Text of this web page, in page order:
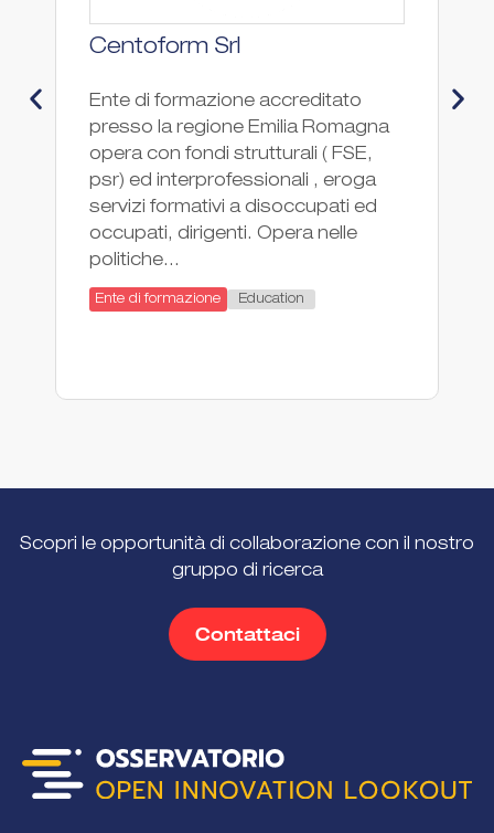
Centoform Srl
Ente di formazione accreditato
presso la regione Emilia Romagna
opera con fondi strutturali ( FSE,
psr) ed interprofessionali , eroga
servizi formativi a disoccupati ed
occupati, dirigenti. Opera nelle
politiche...
Ente di formazione Education
Scopri le opportunità di collaborazione con il nostro
gruppo di ricerca
Contattaci